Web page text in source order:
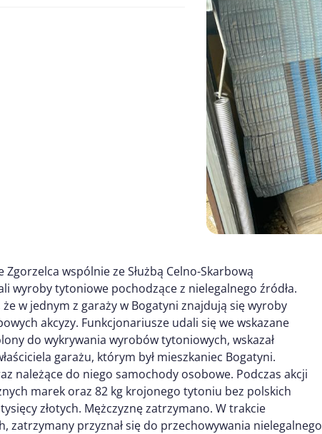
wspólnie ze Służbą Celno-Skarbową
wyroby tytoniowe pochodzące z nielegalnego źródła.
w jednym z garaży w Bogatyni znajdują się wyroby
akcyzy. Funkcjonariusze udali się we wskazane
do wykrywania wyrobów tytoniowych, wskazał
garażu, którym był mieszkaniec Bogatyni.
należące do niego samochody osobowe. Podczas akcji
marek oraz 82 kg krojonego tytoniu bez polskich
złotych. Mężczyznę zatrzymano. W trakcie
zatrzymany przyznał się do przechowywania nielegalnego